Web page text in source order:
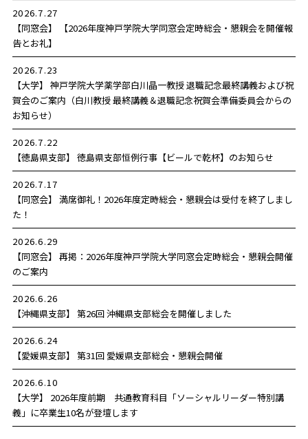
2026.7.27
【同窓会】 【2026年度神戸学院大学同窓会定時総会・懇親会を開催報
告とお礼】
2026.7.23
【大学】 神戸学院大学薬学部白川晶一教授 退職記念最終講義および祝
賀会のご案内（白川教授 最終講義＆退職記念祝賀会準備委員会からの
お知らせ）
2026.7.22
【徳島県支部】 徳島県支部恒例行事【ビールで乾杯】のお知らせ
2026.7.17
【同窓会】 満席御礼！2026年度定時総会・懇親会は受付を終了しまし
た！
2026.6.29
【同窓会】 再掲：2026年度神戸学院大学同窓会定時総会・懇親会開催
のご案内
2026.6.26
【沖縄県支部】 第26回 沖縄県支部総会を開催しました
2026.6.24
【愛媛県支部】 第31回 愛媛県支部総会・懇親会開催
2026.6.10
【大学】 2026年度前期 共通教育科目「ソーシャルリーダー特別講
義」に卒業生10名が登壇します